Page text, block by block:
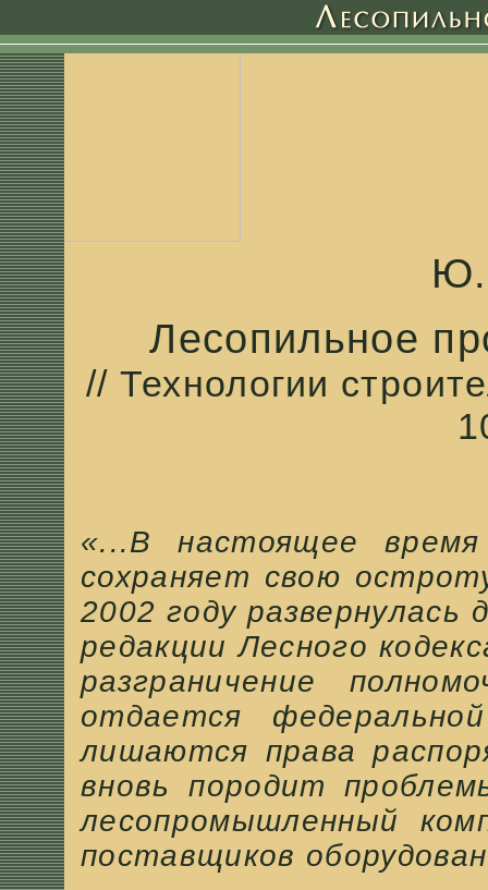
Ю.
Лесопильное
// Технологии
«...В настоящее время
сохраняет свою
2002 году развернулась
редакции Лесного
разграничение
отдается
лишаются права
вновь породит
лесопромышленный
поставщиков